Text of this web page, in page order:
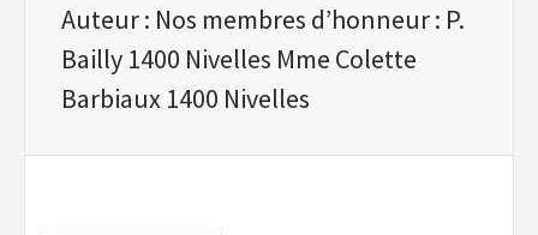
Auteur : Nos membres d’honneur : P.
Bailly 1400 Nivelles Mme Colette
Barbiaux 1400 Nivelles